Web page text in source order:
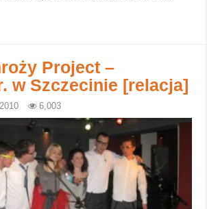
Project –
w Szczecinie [relacja]
6,003